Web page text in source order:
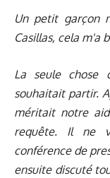
Un petit garçon
Casillas, cela m'a
La seule
souhaitait partir.
méritait notre
requête. Il ne
conférence de
ensuite discuté